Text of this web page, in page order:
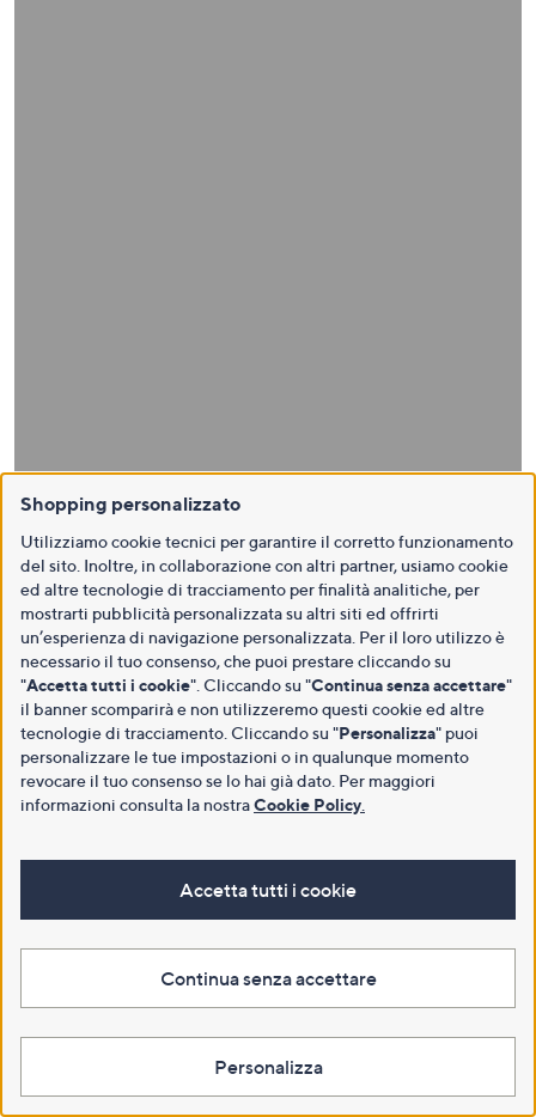
Shopping personalizzato
Utilizziamo cookie tecnici per garantire il corretto funzionamento
del sito. Inoltre, in collaborazione con altri partner, usiamo cookie
ed altre tecnologie di tracciamento per finalità analitiche, per
mostrarti pubblicità personalizzata su altri siti ed offrirti
un’esperienza di navigazione personalizzata. Per il loro utilizzo è
necessario il tuo consenso, che puoi prestare cliccando su
"Accetta tutti i cookie". Cliccando su "Continua senza accettare"
il banner scomparirà e non utilizzeremo questi cookie ed altre
tecnologie di tracciamento. Cliccando su "Personalizza" puoi
personalizzare le tue impostazioni o in qualunque momento
revocare il tuo consenso se lo hai già dato. Per maggiori
informazioni consulta la nostraCookie Policy
Accetta tutti i cookie
Continua senza accettare
Personalizza